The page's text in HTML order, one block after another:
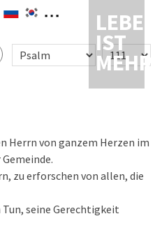
LEBEN
IST
MEHR
Herrn von ganzem Herzen im
zu erforschen von allen, die
seine Gerechtigkeit